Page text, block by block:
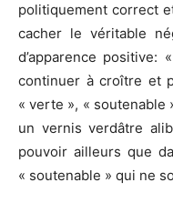
politiquement correct
cacher le véritable
d’apparence positive:
continuer à croître et
« verte », « soutenable
un vernis verdâtre
pouvoir ailleurs que
« soutenable » qui ne